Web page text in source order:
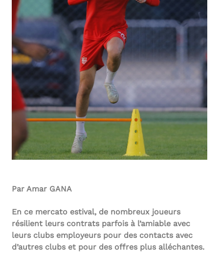
Par Amar GANA
En ce mercato estival, de nombreux joueurs
résilient leurs contrats parfois à l’amiable avec
leurs clubs employeurs pour des contacts avec
d’autres clubs et pour des offres plus alléchantes.